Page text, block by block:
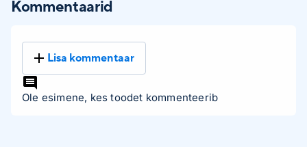
Kommentaarid
Lisa kommentaar
Ole esimene, kes toodet kommenteerib